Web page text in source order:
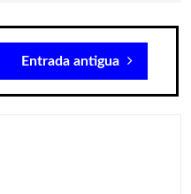
Entrada antigua